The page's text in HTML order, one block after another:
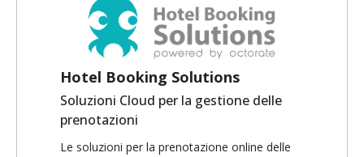
Hotel Booking Solutions
Soluzioni Cloud per la gestione delle
prenotazioni
Le soluzioni per la prenotazione online delle